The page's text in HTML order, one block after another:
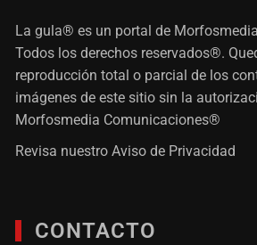
La gula® es un portal de
Todos los derechos reservados®.
reproducción total o parcial de los
imágenes de este sitio sin la
Morfosmedia Comunicaciones®
Revisa nuestroAviso de Privacidad
CONTACTO